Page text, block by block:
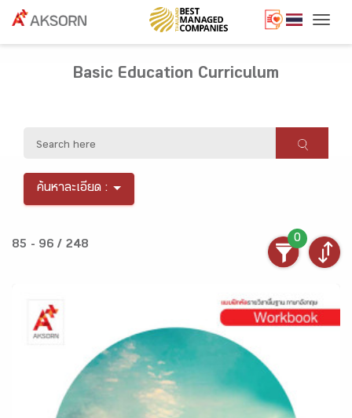
Basic Education Curriculum
ค้นหาละเอียด :
85 - 96 / 248
0